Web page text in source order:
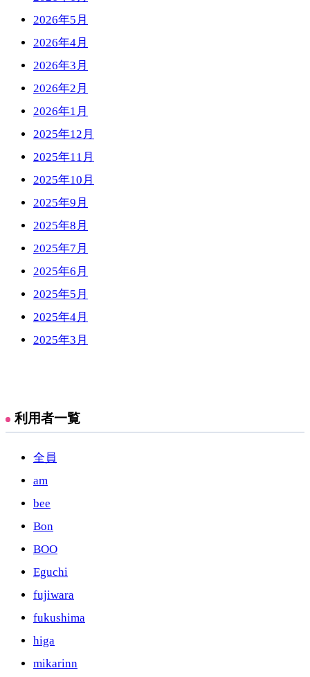
2026年5月
2026年4月
2026年3月
2026年2月
2026年1月
2025年12月
2025年11月
2025年10月
2025年9月
2025年8月
2025年7月
2025年6月
2025年5月
2025年4月
2025年3月
利用者一覧
全員
am
bee
Bon
BOO
Eguchi
fujiwara
fukushima
higa
mikarinn